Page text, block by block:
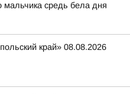
мальчика средь бела дня
край» 08.08.2026